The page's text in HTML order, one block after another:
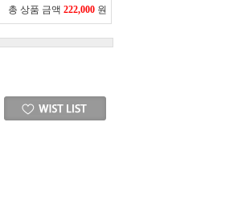
총 상품 금액 222,000 원